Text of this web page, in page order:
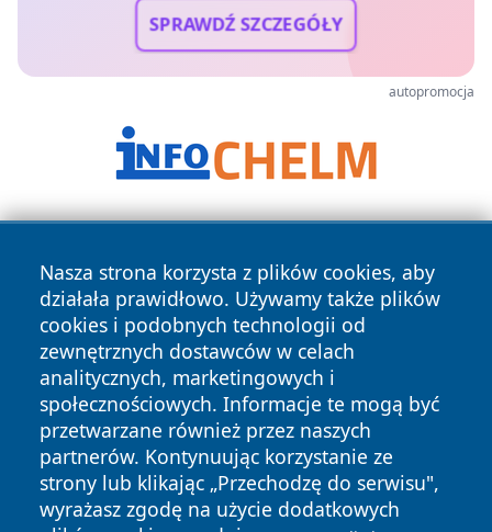
SPRAWDŹ SZCZEGÓŁY
autopromocja
Nasza strona korzysta z plików cookies, aby
działała prawidłowo. Używamy także plików
cookies i podobnych technologii od
zewnętrznych dostawców w celach
analitycznych, marketingowych i
społecznościowych. Informacje te mogą być
przetwarzane również przez naszych
partnerów. Kontynuując korzystanie ze
strony lub klikając „Przechodzę do serwisu",
wyrażasz zgodę na użycie dodatkowych
Copyright © 2026 wiadomosciplock.pl Wszystkie prawa
zastrzeżone.
News Autorzy
Polityka
Prywatności
Polityka
Cookies